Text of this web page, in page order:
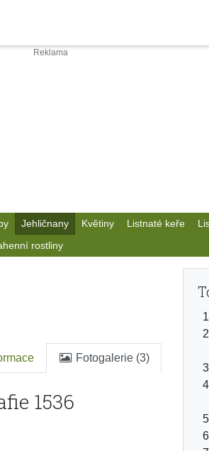
Jehličnany Květiny Listnaté keře
rostliny
Fotogalerie (3)
1536